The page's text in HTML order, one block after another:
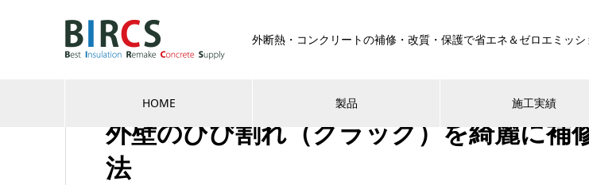
外断熱・コンクリートの補修・改質・保護で省エネ＆ゼロエミッ
HOME 製品 施工実績
外壁のひび割れ（クラック）を綺麗に補
法